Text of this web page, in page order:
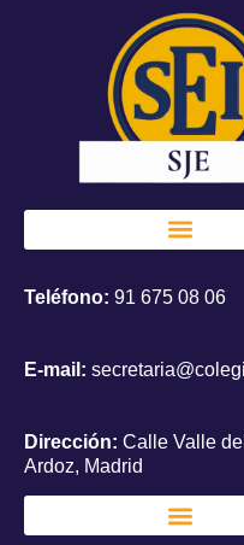
Teléfono: 91 675 08 06
E-mail:
Dirección: Calle Valle
Ardoz, Madrid